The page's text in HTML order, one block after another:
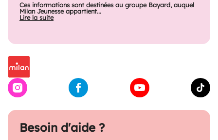
Besoin d'aide ?
Ces informations sont destinées au groupe Bayard, auquel
Milan Jeunesse appartient...
Lire la suite